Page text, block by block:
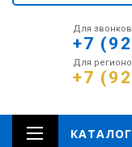
Для
+7
Для
+7